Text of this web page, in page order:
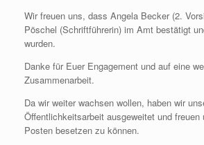
Wir freuen uns, dass Angela Becker (2.
Pöschel (Schriftführerin) im Amt bestätigt
wurden.
Danke für Euer Engagement und auf eine
Zusammenarbeit.
Da wir weiter wachsen wollen, haben wir
Öffentlichkeitsarbeit ausgeweitet und
Posten besetzen zu können.